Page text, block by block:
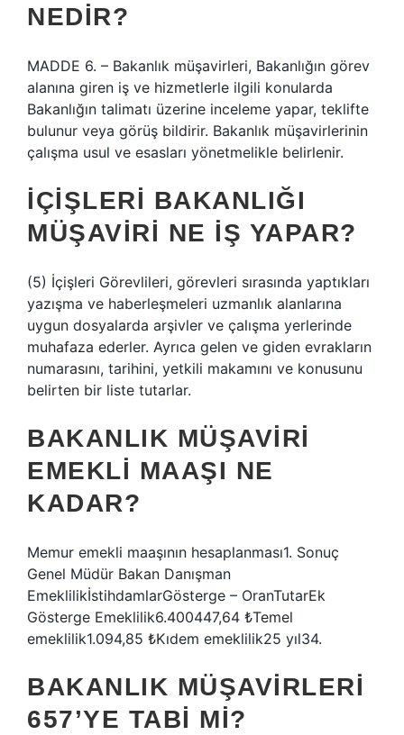
NEDIR?
MADDE 6. – Bakanlık müşavirleri, Bakanlığın görev
alanına giren iş ve hizmetlerle ilgili konularda
Bakanlığın talimatı üzerine inceleme yapar, teklifte
bulunur veya görüş bildirir. Bakanlık müşavirlerinin
çalışma usul ve esasları yönetmelikle belirlenir.
İÇIŞLERI BAKANLIĞI
MÜŞAVIRI NE IŞ YAPAR?
(5) İçişleri Görevlileri, görevleri sırasında yaptıkları
yazışma ve haberleşmeleri uzmanlık alanlarına
uygun dosyalarda arşivler ve çalışma yerlerinde
muhafaza ederler. Ayrıca gelen ve giden evrakların
numarasını, tarihini, yetkili makamını ve konusunu
belirten bir liste tutarlar.
BAKANLIK MÜŞAVIRI
EMEKLI MAAŞI NE
KADAR?
Memur emekli maaşının hesaplanması1. Sonuç
Genel Müdür Bakan Danışman
EmeklilikİstihdamlarGösterge – OranTutarEk
Gösterge Emeklilik6.400447,64 ₺Temel
emeklilik1.094,85 ₺Kıdem emeklilik25 yıl34.
BAKANLIK MÜŞAVIRLERI
657’YE TABI MI?